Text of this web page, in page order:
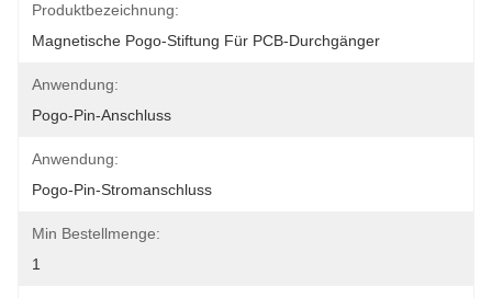
Produktbezeichnung:
Magnetische Pogo-Stiftung Für PCB-Durchgänger
Anwendung:
Pogo-Pin-Anschluss
Anwendung:
Pogo-Pin-Stromanschluss
Min Bestellmenge:
1